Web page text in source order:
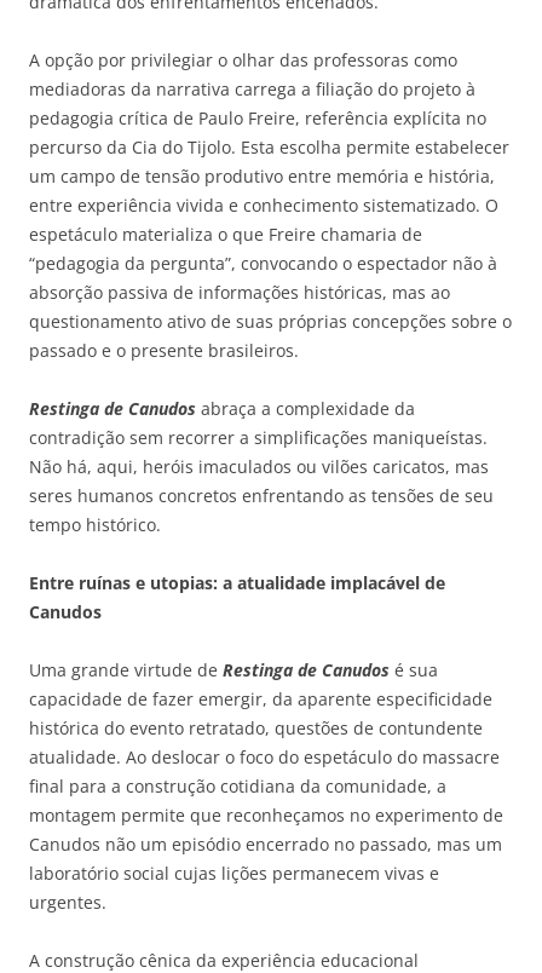
A opção por privilegiar o olhar das professoras como
mediadoras da narrativa carrega a filiação do projeto à
pedagogia crítica de Paulo Freire, referência explícita no
percurso da Cia do Tijolo. Esta escolha permite estabelecer
um campo de tensão produtivo entre memória e história,
entre experiência vivida e conhecimento sistematizado. O
espetáculo materializa o que Freire chamaria de
“pedagogia da pergunta”, convocando o espectador não à
absorção passiva de informações históricas, mas ao
questionamento ativo de suas próprias concepções sobre o
passado e o presente brasileiros.
Restinga de Canudos abraça a complexidade da
contradição sem recorrer a simplificações maniqueístas.
Não há, aqui, heróis imaculados ou vilões caricatos, mas
seres humanos concretos enfrentando as tensões de seu
tempo histórico.
Entre ruínas e utopias: a atualidade implacável de
Canudos
Uma grande virtude de Restinga de Canudos é sua
capacidade de fazer emergir, da aparente especificidade
histórica do evento retratado, questões de contundente
atualidade. Ao deslocar o foco do espetáculo do massacre
final para a construção cotidiana da comunidade, a
montagem permite que reconheçamos no experimento de
Canudos não um episódio encerrado no passado, mas um
laboratório social cujas lições permanecem vivas e
urgentes.
A construção cênica da experiência educacional